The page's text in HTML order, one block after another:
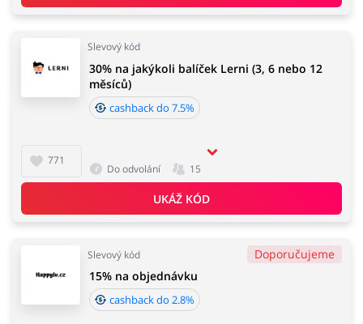
Slevový kód
771
30% na jakýkoli balíček Lerni (3, 6 nebo 12
měsíců)
cashback do 7.5%
Do odvolání 15
UKÁŽ KÓD
Slevový kód
Doporučujeme
15% na objednávku
cashback do 2.8%